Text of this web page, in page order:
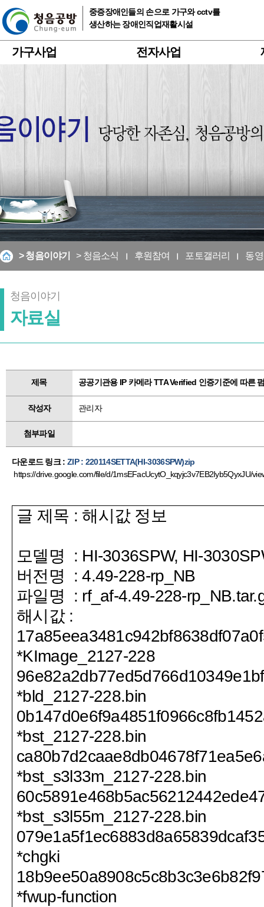
중증장애인들의 손으로 가구와 cctv를
생산하는 장애인직업재활시설
가구사업 전자사업
> 청음이야기 > 청음소식 후원참여 포토갤러리 동
청음이야기
자료실
제목 공공기관용 IP 카메라 TTA Verified 인증기준에 따른
작성자 관리자
첨부파일
다운로드 링크 : ZIP : 220114SETTA(HI-3036SPW)zip
https://drive.google.com/file/d/1msEFacUcytO_kqyjc3v7EB2Iyb5QyxJU/
글 제목 : 해시값 정보
모델명 : HI-3036SPW, HI-
버전명 : 4.49-228-rp_NB
파일명 : rf_af-4.49-228-
해시값:
*KImage_2127-228
*bld_2127-228.bin
*bst_2127-228.bin
*bst_s3l33m_2127-228.bin
*bst_s3l55m_2127-228.bin
*chgki
*fwup-function